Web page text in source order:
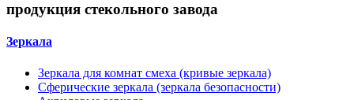
продукция стекольного завода
Зеркала
Зеркала для комнат смеха (кривые зеркала)
Сферические зеркала (зеркала безопасности)